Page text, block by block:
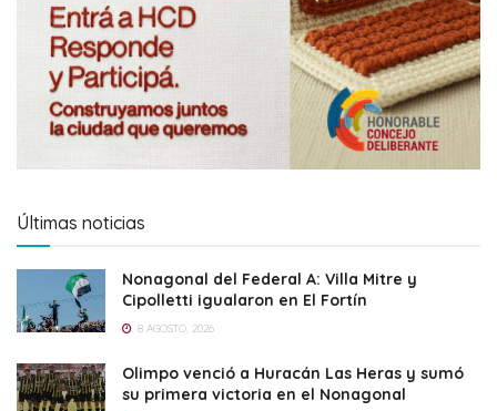
Últimas noticias
Nonagonal del Federal A: Villa Mitre y
Cipolletti igualaron en El Fortín
8 AGOSTO, 2026
Olimpo venció a Huracán Las Heras y sumó
su primera victoria en el Nonagonal